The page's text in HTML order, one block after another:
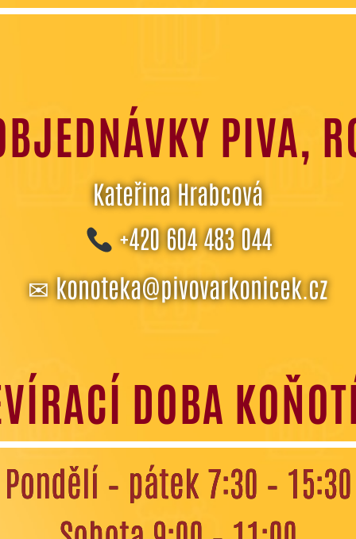
PIVA,
Kateřina Hrabcová
+420 604 483 044
✉konoteka@pivovarkonicek.cz
DOBA
Pondělí – pátek 7:30 – 15:30